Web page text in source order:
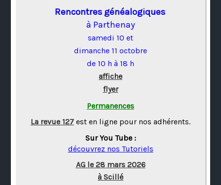
Rencontres généalogiques
à Parthenay
samedi 10 et
dimanche 11 octobre
de 10 h à 18 h
affiche
flyer
Permanences
La revue 127 est en ligne pour nos adhérents.
Sur You Tube :
découvrez nos Tutoriels
AG le 28 mars 2026
à Scillé